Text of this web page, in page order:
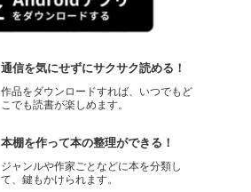
通信を気にせずにサクサク読める！
作品をダウンロードすれば、いつでもど
こでも読書が楽しめます。
本棚を作って本の整理ができる！
ジャンルや作家ごとなどに本を分類し
て、鍵もかけられます。